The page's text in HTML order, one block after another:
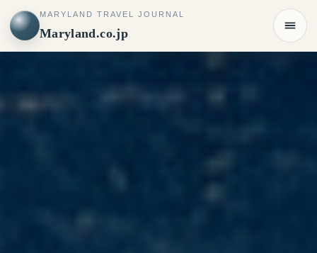
MARYLAND TRAVEL JOURNAL
Maryland.co.jp